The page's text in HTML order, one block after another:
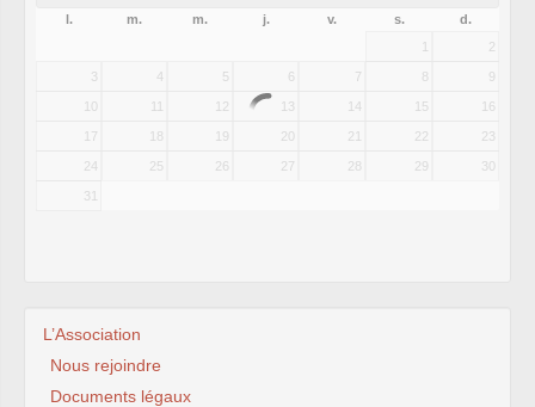
l. m. m. j. v. s.
d.
1
2
3 4 5 6 7 8 9
10 11 12 13 14 15 16
17 18 19 20 21 22 23
24 25 26 27 28 29 30
31
L’Association
Nous rejoindre
Documents légaux